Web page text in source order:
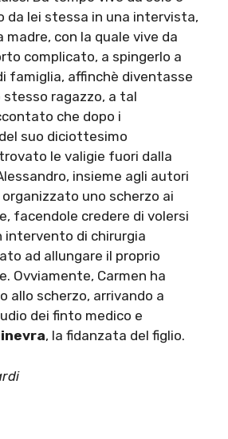
da lei stessa in una intervista,
con la quale vive da
complicato, a spingerlo a
famiglia, affinchè diventasse
stesso ragazzo, a tal
che dopo i
suo diciottesimo
le valigie fuori dalla
insieme agli autori
organizzato uno scherzo ai
facendole credere di volersi
intervento di chirurgia
ad allungare il proprio
Ovviamente, Carmen ha
allo scherzo, arrivando a
dei finto medico e
, la fidanzata del figlio.